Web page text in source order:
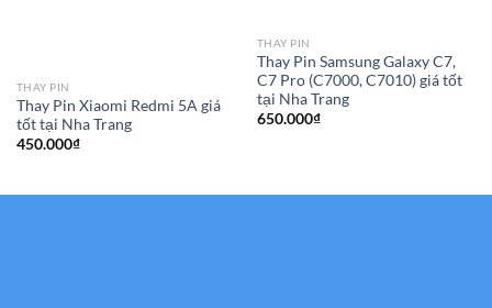
THAY PIN
Thay Pin Xiaomi Redmi 5A giá
tốt tại Nha Trang
450.000₫
THAY PIN
Thay Pin Samsung Galaxy C7,
C7 Pro (C7000, C7010) giá tốt
tại Nha Trang
650.000₫